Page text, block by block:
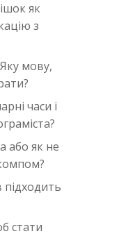
як
з
мову,
часи i
або як не
стати